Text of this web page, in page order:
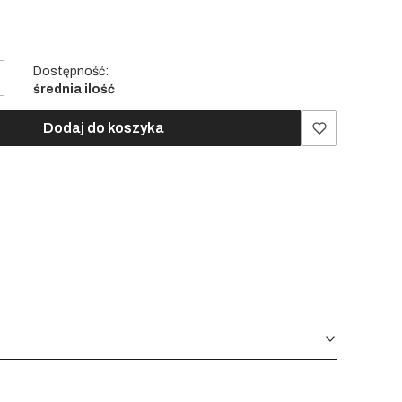
Dostępność:
średnia ilość
Dodaj do koszyka